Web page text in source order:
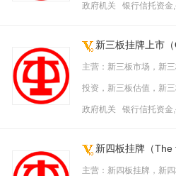
政府机关 银行信托资金
新三板挂牌上市
主营：新三板市场，新
投资，新三板估值，新
政府机关 银行信托资金
新四板挂牌（
主营：新四板挂牌，新